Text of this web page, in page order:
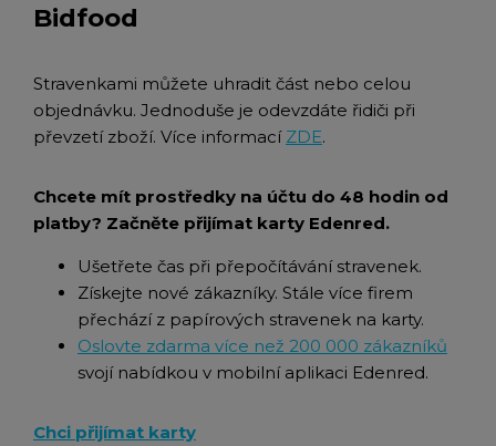
Bidfood
Stravenkami můžete uhradit část nebo celou
objednávku. Jednoduše je odevzdáte řidiči při
převzetí zboží. Více informací ZDE.
Chcete mít prostředky na účtu do 48 hodin od
platby? Začněte přijímat karty Edenred.
Ušetřete čas při přepočítávání stravenek.
Získejte nové zákazníky. Stále více firem
přechází z papírových stravenek na karty.
Oslovte zdarma více než 200 000 zákazníků
svojí nabídkou v mobilní aplikaci Edenred.
Chci přijímat karty